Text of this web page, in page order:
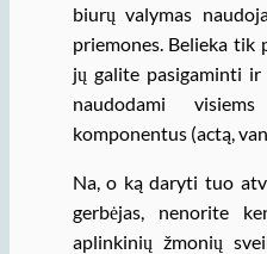
biurų valymas
priemones. Belieka tik
jų galite pasigaminti ir
naudodami
komponentus (actą,
Na, o ką daryti tuo
gerbėjas, nenorite
aplinkinių žmonių